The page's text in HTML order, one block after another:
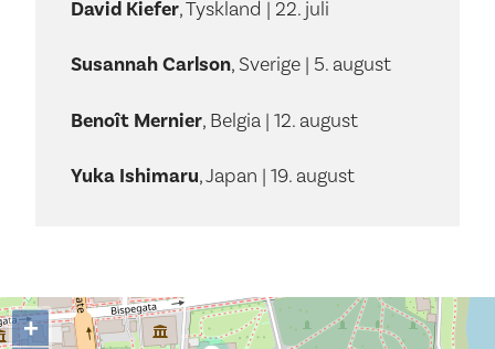
David Kiefer, Tyskland | 22. juli
Susannah Carlson, Sverige | 5. august
Benoît Mernier, Belgia | 12. august
Yuka Ishimaru, Japan | 19. august
+